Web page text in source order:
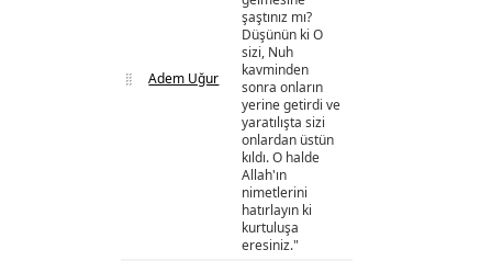
Adem Uğur
şaştınız mı?
Düşünün ki O
sizi, Nuh
kavminden
sonra onların
yerine getirdi ve
yaratılışta sizi
onlardan üstün
kıldı. O halde
Allah'ın
nimetlerini
hatırlayın ki
kurtuluşa
eresiniz."